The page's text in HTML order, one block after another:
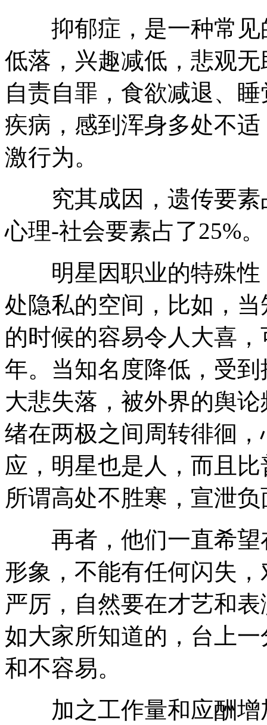
抑郁症，是一种常见
低落，兴趣减低，悲观
自责自罪，食欲减退、
疾病，感到浑身多处不
激行为。
究其成因，遗传要素
心理-社会要素占了25%。
明星因职业的特殊性
处隐私的空间，比如，
的时候的容易令人大喜
年。当知名度降低，受
大悲失落，被外界的舆
绪在两极之间周转徘徊
应，明星也是人，而且
所谓高处不胜寒，宣泄
再者，他们一直希望
形象，不能有任何闪失
严厉，自然要在才艺和
如大家所知道的，台上
和不容易。
加之工作量和应酬增